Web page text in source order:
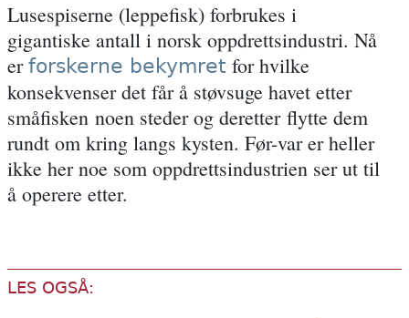
Lusespiserne (leppefisk) forbrukes i
gigantiske antall i norsk oppdrettsindustri. Nå
er forskerne bekymret for hvilke
konsekvenser det får å støvsuge havet etter
småfisken noen steder og deretter flytte dem
rundt om kring langs kysten. Før-var er heller
ikke her noe som oppdrettsindustrien ser ut til
å operere etter.
LES OGSÅ: